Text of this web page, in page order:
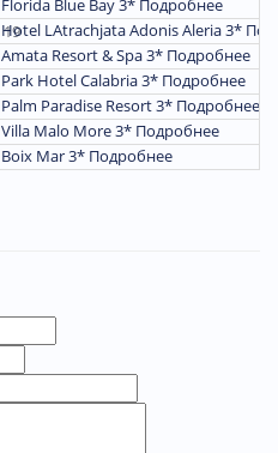
Hotel LAtrachjata Adonis Aleria 3*
Amata Resort & Spa 3* Подробнее
Park Hotel Calabria 3* Подробнее
Palm Paradise Resort 3* Подробнее
Villa Malo More 3* Подробнее
Boix Mar 3* Подробнее